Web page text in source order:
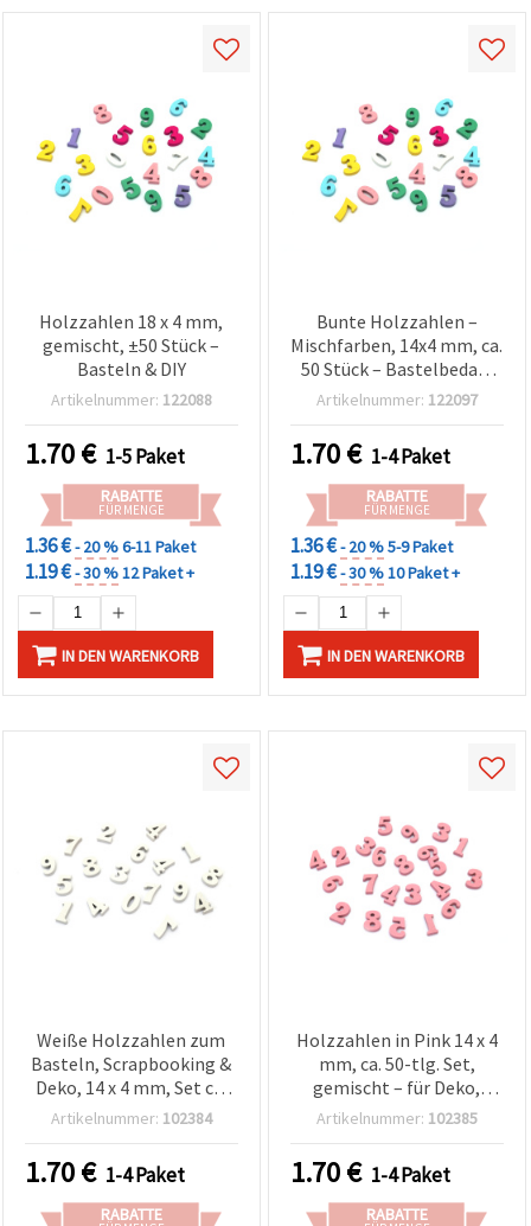
Holzzahlen 18 x 4 mm,
gemischt, ±50 Stück –
Basteln & DIY
Artikelnummer: 122088
1.70€ 1-5 Paket
RABATTE
FÜR MENGE
1.36 €- 20 %6-11 Paket
1.19 €- 30 %12 Paket +
IN DEN WARENKORB
Bunte Holzzahlen –
Mischfarben, 14x4 mm, ca.
50 Stück – Bastelbedarf
für DIY & Deko-Projekte
Artikelnummer: 122097
1.70€ 1-4 Paket
RABATTE
FÜR MENGE
1.36 €- 20 %5-9 Paket
1.19 €- 30 %10 Paket +
IN DEN WARENKORB
Weiße Holzzahlen zum
Basteln, Scrapbooking &
Deko, 14 x 4 mm, Set ca.
50 Stück, sortiert
Artikelnummer: 102384
1.70€ 1-4 Paket
RABATTE
Holzzahlen in Pink 14 x 4
mm, ca. 50-tlg. Set,
gemischt – für Deko,
Scrapbooking, Karten,
Artikelnummer: 102385
1.70€ 1-4 Paket
RABATTE